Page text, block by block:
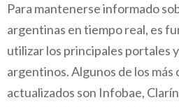
Para mantenerse informado
argentinas en tiempo real, es
utilizar los principales portales
argentinos. Algunos de los más
actualizados son Infobae,